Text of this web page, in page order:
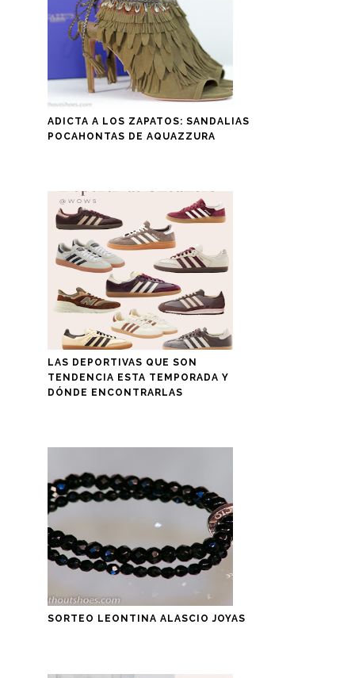
ADICTA A LOS ZAPATOS: SANDALIAS
POCAHONTAS DE AQUAZZURA
LAS DEPORTIVAS QUE SON
TENDENCIA ESTA TEMPORADA Y
DÓNDE ENCONTRARLAS
SORTEO LEONTINA ALASCIO JOYAS